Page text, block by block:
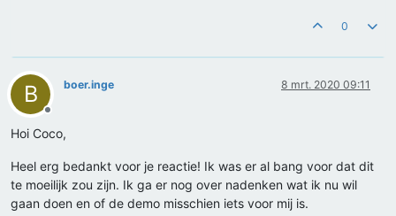
0
B
Offline
boer.inge 8 mrt. 2020 09:11
Hoi Coco,
Heel erg bedankt voor je reactie! Ik was er al bang voor dat dit
te moeilijk zou zijn. Ik ga er nog over nadenken wat ik nu wil
gaan doen en of de demo misschien iets voor mij is.